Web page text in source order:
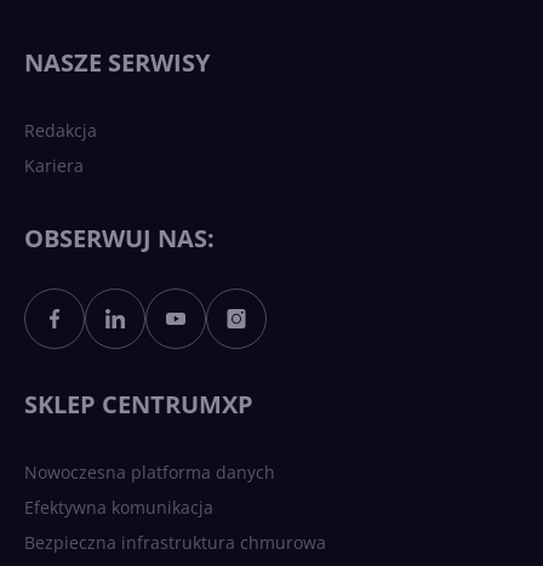
Sztuczna inteligencja po
polsku. Dość barier
NASZE SERWISY
Redakcja
Kariera
OBSERWUJ NAS:
SKLEP CENTRUMXP
Nowoczesna platforma danych
Efektywna komunikacja
Bezpieczna infrastruktura chmurowa